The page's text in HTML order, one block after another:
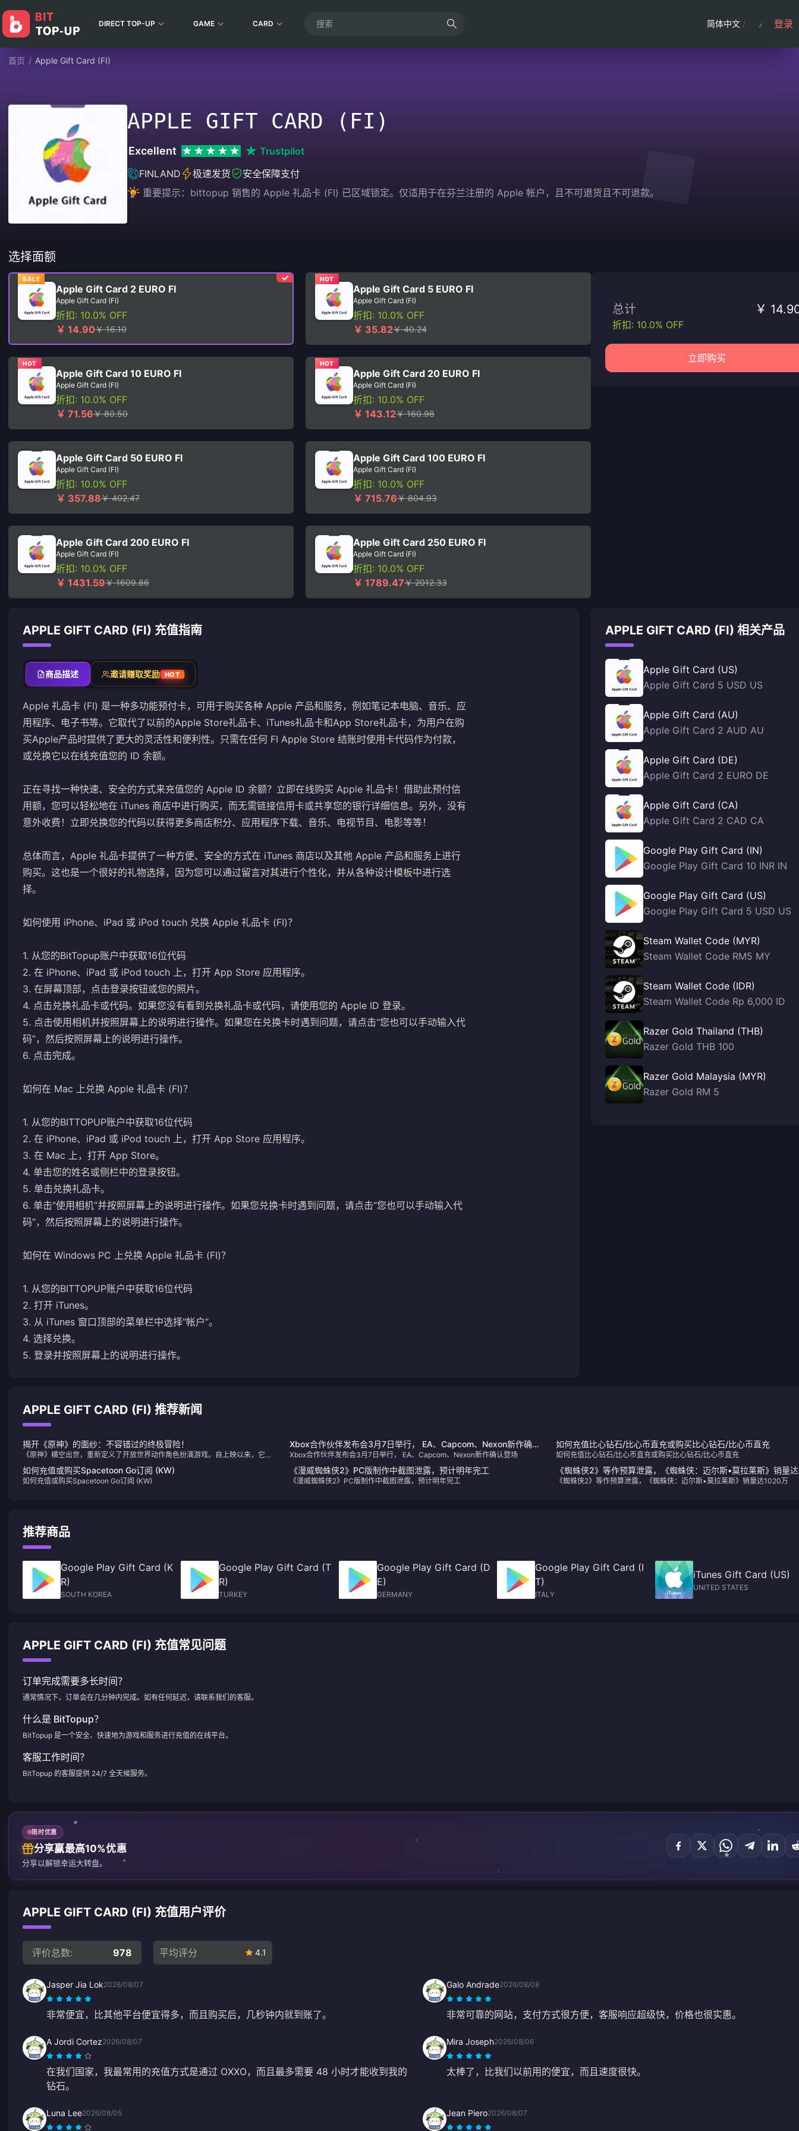
DIRECT TOP-UP GAME CARD 简体中文 / 登录
首页 / Apple Gift Card (FI)
APPLE GIFT CARD (FI)
Excellent
Trustpilot
FINLAND
极速发货
安全保障支付
重要提示：bittopup 销售的 Apple 礼品卡 (FI) 已区域锁定。仅适用于在芬兰注册的 Apple 帐户，且不可退货且不可退款。
选择面额
SALE
Apple Gift Card 2 EURO FI
Apple Gift Card (FI)
折扣: 10.0% OFF
￥ 14.90￥ 16.10
HOT
Apple Gift Card 5 EURO FI
Apple Gift Card (FI)
折扣: 10.0% OFF
￥ 35.82￥ 40.24
HOT
Apple Gift Card 10 EURO FI
Apple Gift Card (FI)
折扣: 10.0% OFF
￥ 71.56￥ 80.50
HOT
Apple Gift Card 20 EURO FI
Apple Gift Card (FI)
折扣: 10.0% OFF
￥ 143.12￥ 160.98
Apple Gift Card 50 EURO FI
Apple Gift Card (FI)
折扣: 10.0% OFF
￥ 357.88￥ 402.47
Apple Gift Card 100 EURO FI
Apple Gift Card (FI)
折扣: 10.0% OFF
￥ 715.76￥ 804.93
Apple Gift Card 200 EURO FI
Apple Gift Card (FI)
折扣: 10.0% OFF
￥ 1431.59￥ 1609.86
Apple Gift Card 250 EURO FI
Apple Gift Card (FI)
折扣: 10.0% OFF
￥ 1789.47￥ 2012.33
总计 ￥
折扣: 10.0% OFF
立即购买
APPLE GIFT CARD (FI) 充值指南
商品描述 邀请赚取奖励 HOT
Apple 礼品卡 (FI) 是一种多功能预付卡，可用于购买各种 Apple 产品和服务，例如笔记本电脑、音乐、应
用程序、电子书等。它取代了以前的Apple Store礼品卡、iTunes礼品卡和App Store礼品卡，为用户在购
买Apple产品时提供了更大的灵活性和便利性。只需在任何 FI Apple Store 结账时使用卡代码作为付款，
或兑换它以在线充值您的 ID 余额。
正在寻找一种快速、安全的方式来充值您的 Apple ID 余额？立即在线购买 Apple 礼品卡！借助此预付信
用额，您可以轻松地在 iTunes 商店中进行购买，而无需链接信用卡或共享您的银行详细信息。另外，没有
意外收费！立即兑换您的代码以获得更多商店积分、应用程序下载、音乐、电视节目、电影等等！
总体而言，Apple 礼品卡提供了一种方便、安全的方式在 iTunes 商店以及其他 Apple 产品和服务上进行
购买。这也是一个很好的礼物选择，因为您可以通过留言对其进行个性化，并从各种设计模板中进行选
择。
如何使用 iPhone、iPad 或 iPod touch 兑换 Apple 礼品卡 (FI)？
1. 从您的BitTopup账户中获取16位代码
2. 在 iPhone、iPad 或 iPod touch 上，打开 App Store 应用程序。
3. 在屏幕顶部，点击登录按钮或您的照片。
4. 点击兑换礼品卡或代码。如果您没有看到兑换礼品卡或代码，请使用您的 Apple ID 登录。
5. 点击使用相机并按照屏幕上的说明进行操作。如果您在兑换卡时遇到问题，请点击“您也可以手动输入代
码”，然后按照屏幕上的说明进行操作。
6. 点击完成。
如何在 Mac 上兑换 Apple 礼品卡 (FI)？
1. 从您的BITTOPUP账户中获取16位代码
2. 在 iPhone、iPad 或 iPod touch 上，打开 App Store 应用程序。
3. 在 Mac 上，打开 App Store。
4. 单击您的姓名或侧栏中的登录按钮。
5. 单击兑换礼品卡。
6. 单击“使用相机”并按照屏幕上的说明进行操作。如果您兑换卡时遇到问题，请点击“您也可以手动输入代
码”，然后按照屏幕上的说明进行操作。
如何在 Windows PC 上兑换 Apple 礼品卡 (FI)？
1. 从您的BITTOPUP账户中获取16位代码
2. 打开 iTunes。
3. 从 iTunes 窗口顶部的菜单栏中选择“帐户”。
4. 选择兑换。
5. 登录并按照屏幕上的说明进行操作。
APPLE GIFT CARD (FI) 相关产品
Apple Gift Card (US)
Apple Gift Card 5 USD US
Apple Gift Card (AU)
Apple Gift Card 2 AUD AU
Apple Gift Card (DE)
Apple Gift Card 2 EURO DE
Apple Gift Card (CA)
Apple Gift Card 2 CAD CA
Google Play Gift Card (IN)
Google Play Gift Card 10 INR IN
Google Play Gift Card (US)
Google Play Gift Card 5 USD US
Steam Wallet Code (MYR)
Steam Wallet Code RM5 MY
Steam Wallet Code (IDR)
Steam Wallet Code Rp 6,000 ID
Razer Gold Thailand (THB)
Razer Gold THB 100
Razer Gold Malaysia (MYR)
Razer Gold RM 5
APPLE GIFT CARD (FI) 推荐新闻
揭开《原神》的面纱：不容错过的终极冒险！
《原神》横空出世，重新定义了开放世界动作角色扮演游戏。自上映以来，它以
其令人惊叹的风景、错综复杂的故事情节和层出不穷的角色吸引了数百万人。如
果您还没有体验过提瓦特，您就错过了十年来最激动人心的冒险！
Xbox合作伙伴发布会3月7日举行， EA、Capcom、Nexon新作确认
登场
Xbox合作伙伴发布会3月7日举行， EA、Capcom、Nexon新作确认登场
如何充值比心钻石/比心币直充或购买比心钻石/比心币直充
如何充值比心钻石/比心币直充或购买比心钻石/比心币直充
如何充值或购买Spacetoon Go订阅 (KW)
如何充值或购买Spacetoon Go订阅 (KW)
《漫威蜘蛛侠2》PC版制作中截图泄露，预计明年完工
《漫威蜘蛛侠2》PC版制作中截图泄露，预计明年完工
《蜘蛛侠2》等作预算泄露，《蜘蛛侠：迈尔斯•莫拉莱斯》销量达
1020万
《蜘蛛侠2》等作预算泄露，《蜘蛛侠：迈尔斯•莫拉莱斯》销量达1020万
推荐商品
Google Play Gift Card (K
R)
SOUTH KOREA
Google Play Gift Card (T
R)
TURKEY
Google Play Gift Card (D
E)
GERMANY
Google Play Gift Card (I
T)
ITALY
iTunes Gift Card (US)
UNITED STATES
APPLE GIFT CARD (FI) 充值常见问题
订单完成需要多长时间？
通常情况下，订单会在几分钟内完成。如有任何延迟，请联系我们的客服。
什么是 BitTopup？
BitTopup 是一个安全、快速地为游戏和服务进行充值的在线平台。
客服工作时间？
BitTopup 的客服提供 24/7 全天候服务。
限时优惠
分享赢最高10%优惠
分享以解锁幸运大转盘。
APPLE GIFT CARD (FI) 充值用户评价
评价总数: 978 平均评分 4.1
Jasper Jia Lok2026/08/07
非常便宜，比其他平台便宜得多，而且购买后，几秒钟内就到账了。
Galo Andrade2026/08/08
非常可靠的网站，支付方式很方便，客服响应超级快，价格也很实惠。
A Jordi Cortez2026/08/07
在我们国家，我最常用的充值方式是通过 OXXO，而且最多需要 48 小时才能收到我的
钻石。
Mira Joseph2026/08/06
太棒了，比我们以前用的便宜，而且速度很快。
Luna Lee2026/08/05 Jean Piero2026/08/07